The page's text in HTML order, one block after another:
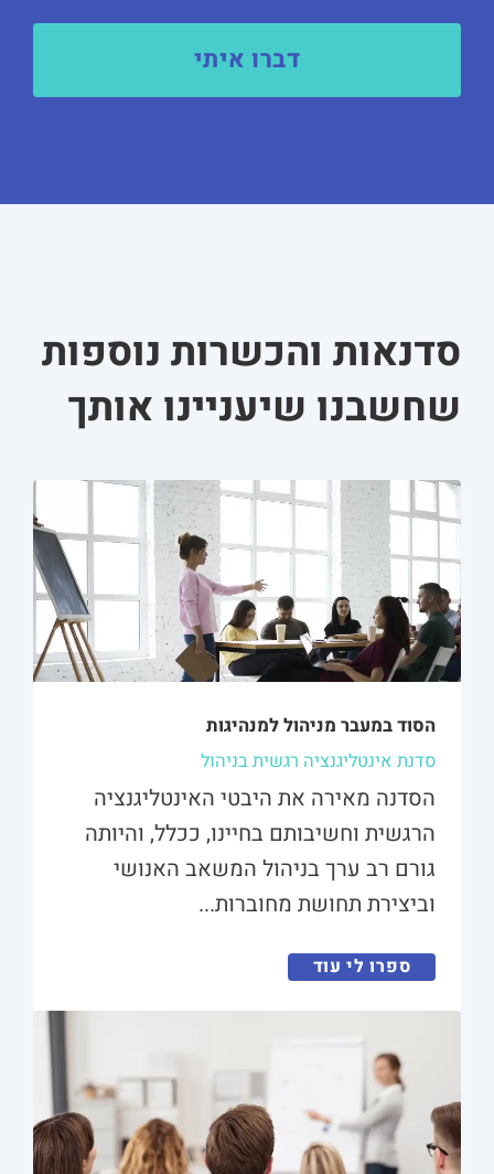
סדנאות והכשרות נוספות
שחשבנו שיעניינו אותך
הסוד במעבר מניהול למנהיגות
סדנת אינטליגנציה רגשית בניהול
הסדנה מאירה את היבטי האינטליגנציה
הרגשית וחשיבותם בחיינו, ככלל, והיותה
גורם רב ערך בניהול המשאב האנושי
וביצירת תחושת מחוברות...
ספרו לי עוד